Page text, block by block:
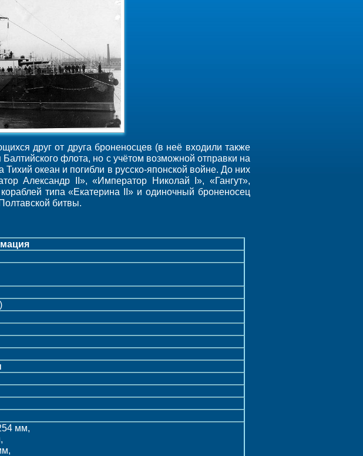
друг от друга броненосцев (в неё входили также
флота, но с учётом возможной отправки на
океан и погибли в русско-японской войне. До них
Александр II», «Император Николай I», «Гангут»,
типа «Екатерина II» и одиночный броненосец
битвы.
мм,